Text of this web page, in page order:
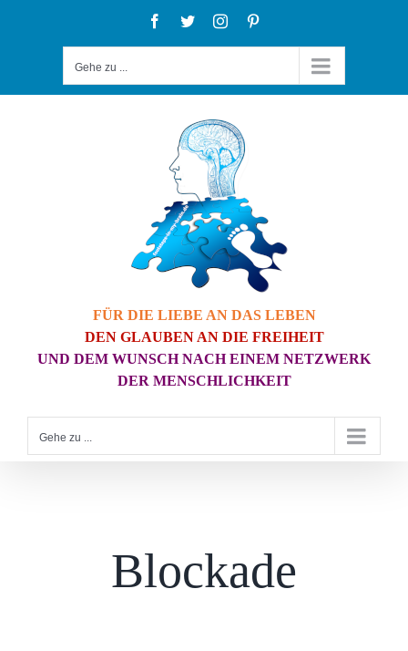
Facebook
TwitterInstagram
Gehe zu ...
FÜR DIE LIEBE AN DAS LEBEN
DEN GLAUBEN AN DIE FREIHEIT
UND DEM WUNSCH NACH EINEM NETZWERK
DER MENSCHLICHKEIT
Gehe zu ...
Blockade